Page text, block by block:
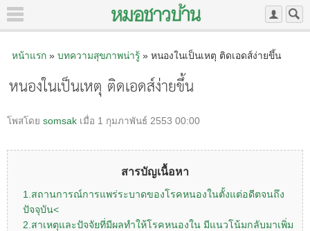
หน้าแรก» บทความสุขภาพน่ารู้» หนองในเป็นเหตุ ติดเอดส์ง่ายขึ้น
หนองในเป็นเหตุ ติดเอดส์ง่ายขึ้น
โพสโดย somsak เมื่อ 1 กุมภาพันธ์ 2553 00:00
สารบัญเนื้อหา
1.สถานการณ์การแพร่ระบาดของโรคหนองในตั้งแต่อดีตจนถึง
ปัจจุบัน<
2.สาเหตุและปัจจัยที่มีผลทำให้โรคหนองใน มีแนวโน้มกลับมาเพิ่ม